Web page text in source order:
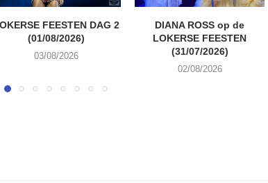
FEESTEN DAG 2
(01/08/2026)
03/08/2026
DIANA ROSS op de
LOKERSE FEESTEN
(31/07/2026)
02/08/2026